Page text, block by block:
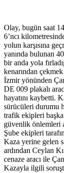
Olay, bugün saat
6’ncı
yolun karşısına
yanında bulunan
bir anda yola
kenarından
İzmir yönünden
DE 009 plakalı
hayatını kaybetti.
sürücüleri durumu
trafik ekipleri
güvenlik önlemleri
Şube ekipleri
Kaza yerine gelen
ardından Ceylan
cenaze aracı ile
Kazayla ilgili